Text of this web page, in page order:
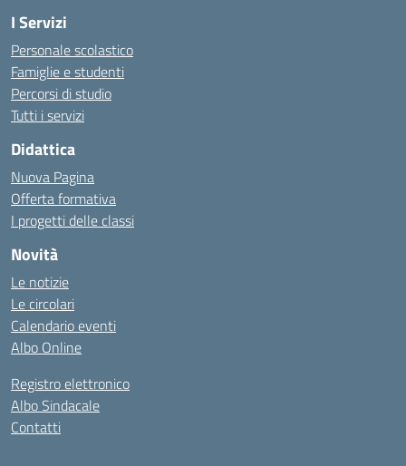
I Servizi
Personale scolastico
Famiglie e studenti
Percorsi di studio
Tutti i servizi
Didattica
Nuova Pagina
Offerta formativa
I progetti delle classi
Novità
Le notizie
Le circolari
Calendario eventi
Albo Online
Registro elettronico
Albo Sindacale
Contatti